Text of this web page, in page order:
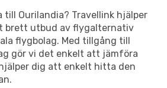
till Ourilandia? Travellink hjälper
brett utbud av flygalternativ
flygbolag. Med tillgång till
gör vi det enkelt att jämföra
dig att enkelt hitta den